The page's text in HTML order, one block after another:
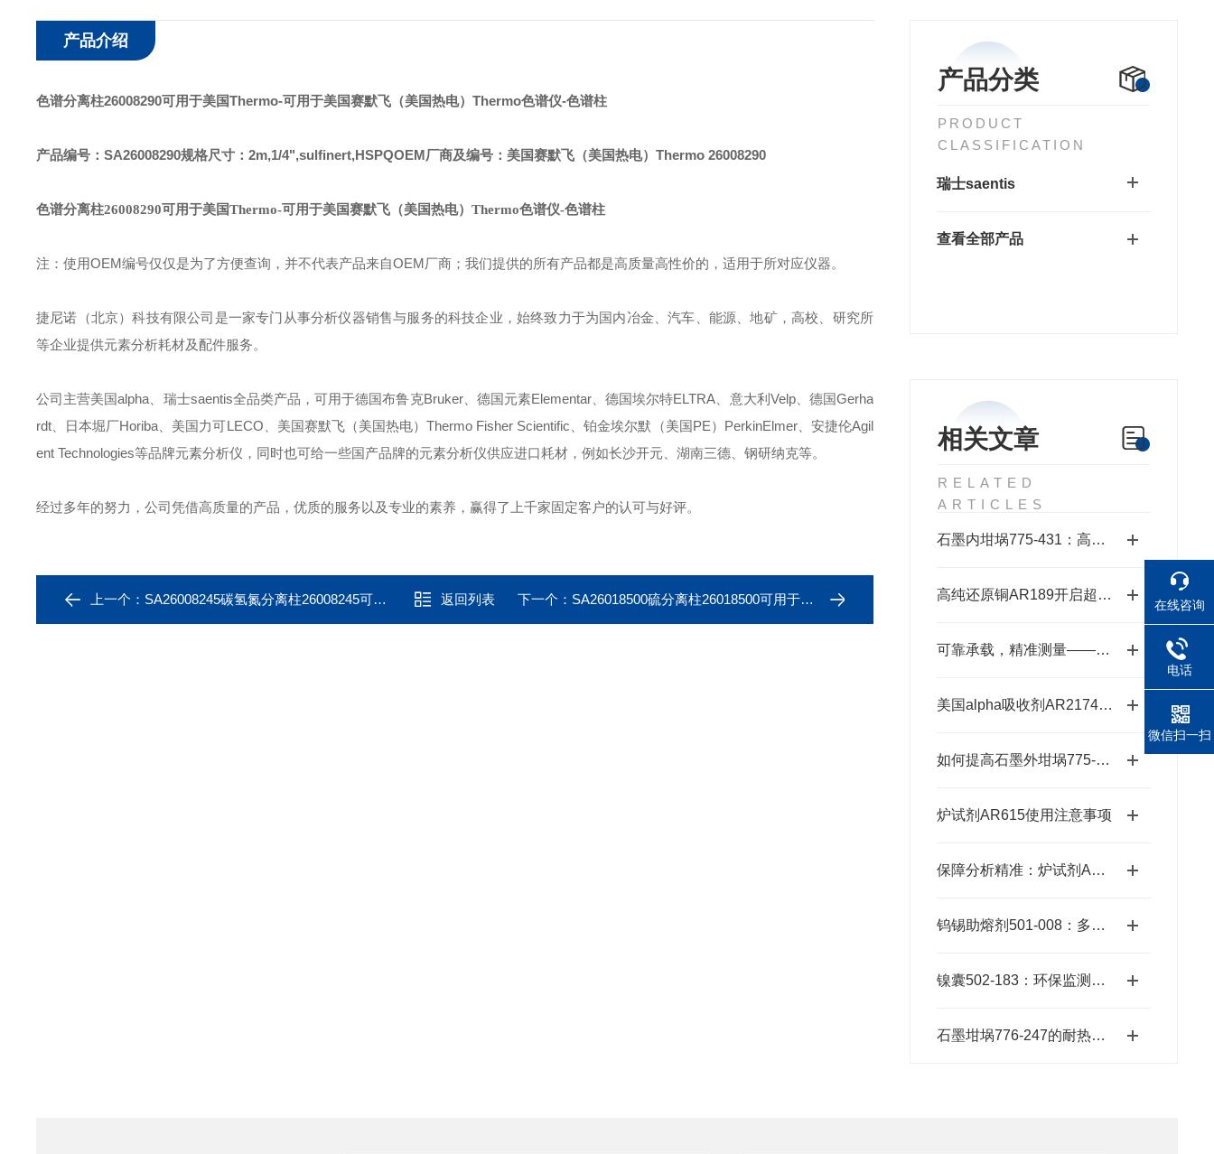
产品分类
PRODUCT
CLASSIFICATION
瑞士saentis
查看全部产品
相关文章
RELATED
ARTICLES
石墨内坩埚775-431：高温熔炼的坚实卫士
高纯还原铜AR189开启超纯金属新时代的“铜”话钥匙
可靠承载，精准测量——锡箔杯SA76152301
美国alpha吸收剂AR2174：适配多种元素的精准分析需求
如何提高石墨外坩埚775-433的使用寿命？
炉试剂AR615使用注意事项
保障分析精准：炉试剂AR615的可靠性能
钨锡助熔剂501-008：多元样品熔融的高效适配方案
镍囊502-183：环保监测的精准工具
石墨坩埚776-247的耐热温度范围是多少？
产品介绍
色谱分离柱26008290可用于美国Thermo-可用于美国赛默飞（美国热电）Thermo色谱仪-色谱柱
产品编号：SA26008290规格尺寸：2m,1/4",sulfinert,HSPQOEM厂商及编号：美国赛默飞（美国热电）Thermo 26008290
色谱分离柱26008290可用于美国Thermo-可用于美国赛默飞（美国热电）Thermo色谱仪-色谱柱
注：使用OEM编号仅仅是为了方便查询，并不代表产品来自OEM厂商；我们提供的所有产品都是高质量高性价的，适用于所对应仪器。
捷尼诺（北京）科技有限公司是一家专门从事分析仪器销售与服务的科技企业，始终致力于为国内冶金、汽车、能源、地矿，高校、研究所
等企业提供元素分析耗材及配件服务。
公司主营美国alpha、瑞士saentis全品类产品，可用于德国布鲁克Bruker、德国元素Elementar、德国埃尔特ELTRA、意大利Velp、德国Gerha
rdt、日本堀厂Horiba、美国力可LECO、美国赛默飞（美国热电）Thermo Fisher Scientific、铂金埃尔默（美国PE）PerkinElmer、安捷伦Agil
ent Technologies等品牌元素分析仪，同时也可给一些国产品牌的元素分析仪供应进口耗材，例如长沙开元、湖南三德、钢研纳克等。
经过多年的努力，公司凭借高质量的产品，优质的服务以及专业的素养，赢得了上千家固定客户的认可与好评。
上一个： SA26008245碳氢氮分离柱26008245可用于美国Thermo 返回列表 下一个： SA26018500硫分离柱26018500可用于美国Thermo 在线咨询
电话
微信扫一扫